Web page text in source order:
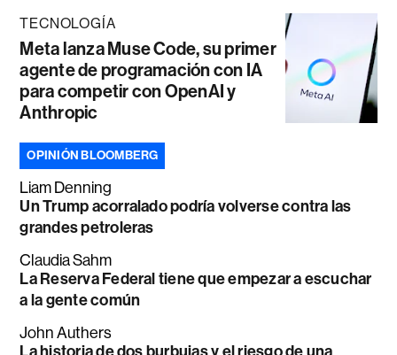
TECNOLOGÍA
Meta lanza Muse Code, su primer
agente de programación con IA
para competir con OpenAI y
Anthropic
OPINIÓN BLOOMBERG
Liam Denning
Un Trump acorralado podría volverse contra las
grandes petroleras
Claudia Sahm
La Reserva Federal tiene que empezar a escuchar
a la gente común
John Authers